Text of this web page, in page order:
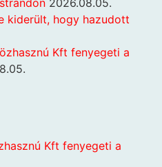
kiderült, hogy hazudott
Kft fenyegeti a
Kft fenyegeti a